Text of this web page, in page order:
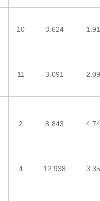
10 3.624
11 3.091
2 8.843
4 12.938